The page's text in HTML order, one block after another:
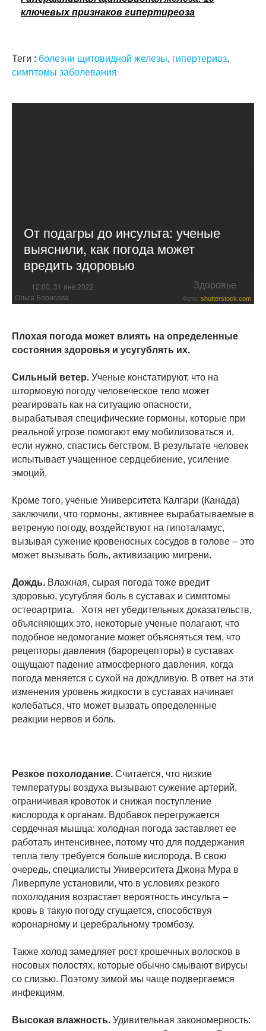
ключевых признаков гипертиреоза
Теги : болезни щитовидной железы, гипертериоз,
симптомы заболевания
От подагры до инсульта: ученые
выяснили, как погода может
вредить здоровью
12:00, 31 янв 2022 Здоровье
Ольга Борисова Фото: shutterstock.com
Плохая погода может влиять на определенные
состояния здоровья и усугублять их.
Сильный ветер. Ученые констатируют, что на
штормовую погоду человеческое тело может
реагировать как на ситуацию опасности,
вырабатывая специфические гормоны, которые при
реальной угрозе помогают ему мобилизоваться и,
если нужно, спастись бегством. В результате человек
испытывает учащенное сердцебиение, усиление
эмоций.
Кроме того, ученые Университета Калгари (Канада)
заключили, что гормоны, активнее вырабатываемые в
ветреную погоду, воздействуют на гипоталамус,
вызывая сужение кровеносных сосудов в голове – это
может вызывать боль, активизацию мигрени.
Дождь. Влажная, сырая погода тоже вредит
здоровью, усугубляя боль в суставах и симптомы
остеоартрита. Хотя нет убедительных доказательств,
объясняющих это, некоторые ученые полагают, что
подобное недомогание может объясняться тем, что
рецепторы давления (барорецепторы) в суставах
ощущают падение атмосферного давления, когда
погода меняется с сухой на дождливую. В ответ на эти
изменения уровень жидкости в суставах начинает
колебаться, что может вызвать определенные
реакции нервов и боль.
Резкое похолодание. Считается, что низкие
температуры воздуха вызывают сужение артерий,
ограничивая кровоток и снижая поступление
кислорода к органам. Вдобавок перегружается
сердечная мышца: холодная погода заставляет ее
работать интенсивнее, потому что для поддержания
тепла телу требуется больше кислорода. В свою
очередь, специалисты Университета Джона Мура в
Ливерпуле установили, что в условиях резкого
похолодания возрастает вероятность инсульта –
кровь в такую погоду сгущается, способствуя
коронарному и церебральному тромбозу.
Также холод замедляет рост крошечных волосков в
носовых полостях, которые обычно смывают вирусы
со слизью. Поэтому зимой мы чаще подвергаемся
инфекциям.
Высокая влажность. Удивительная закономерность: